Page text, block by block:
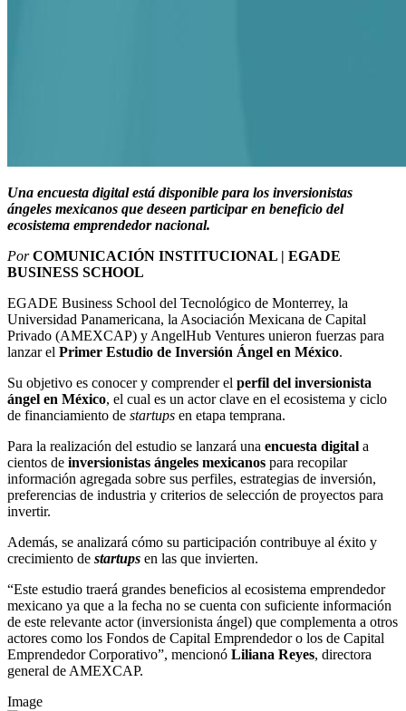
Una encuesta digital está disponible para los inversionistas
ángeles mexicanos que deseen participar en beneficio del
ecosistema emprendedor nacional.
PorCOMUNICACIÓN INSTITUCIONAL | EGADE
BUSINESS SCHOOL
EGADE Business School del Tecnológico de Monterrey, la
Universidad Panamericana, la Asociación Mexicana de Capital
Privado (AMEXCAP) y AngelHub Ventures unieron fuerzas para
lanzar el Primer Estudio de Inversión Ángel en México.
Su objetivo es conocer y comprender el perfil del inversionista
ángel en México, el cual es un actor clave en el ecosistema y ciclo
de financiamiento de startups en etapa temprana.
Para la realización del estudio se lanzará una encuesta digital a
cientos de inversionistas ángeles mexicanos para recopilar
información agregada sobre sus perfiles, estrategias de inversión,
preferencias de industria y criterios de selección de proyectos para
invertir.
Además, se analizará cómo su participación contribuye al éxito y
crecimiento de startups en las que invierten.
“Este estudio traerá grandes beneficios al ecosistema emprendedor
mexicano ya que a la fecha no se cuenta con suficiente información
de este relevante actor (inversionista ángel) que complementa a otros
actores como los Fondos de Capital Emprendedor o los de Capital
Emprendedor Corporativo”, mencionó Liliana Reyes, directora
general de AMEXCAP.
Image